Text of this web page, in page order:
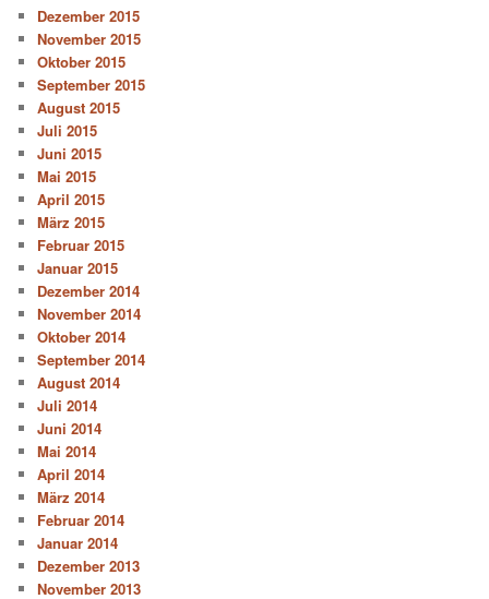
Dezember 2015
November 2015
Oktober 2015
September 2015
August 2015
Juli 2015
Juni 2015
Mai 2015
April 2015
März 2015
Februar 2015
Januar 2015
Dezember 2014
November 2014
Oktober 2014
September 2014
August 2014
Juli 2014
Juni 2014
Mai 2014
April 2014
März 2014
Februar 2014
Januar 2014
Dezember 2013
November 2013